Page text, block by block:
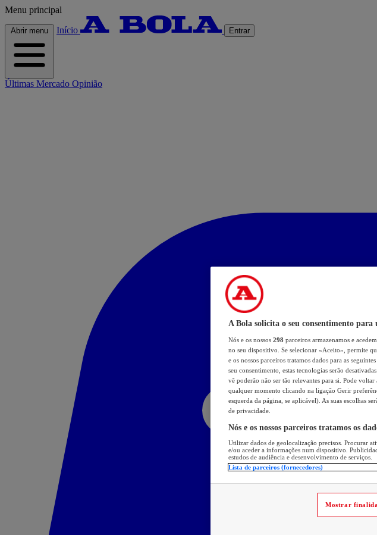
Menu principal
Abrir menu Início Entrar
Últimas Mercado Opinião
A Bola solicita o seu consentimento para
Nós e os nossos 298 parceiros armazenamos e
no seu dispositivo. Se selecionar «Aceito», permite
e os nossos parceiros tratamos dados para as
seu consentimento, estas tecnologias serão
vê poderão não ser tão relevantes para si. Pode
qualquer momento clicando na ligação Gerir
esquerda da página, se aplicável). As suas escolhas
de privacidade.
Nós e os nossos parceiros tratamos os
Utilizar dados de geolocalização precisos. Procurar
e/ou aceder a informações num dispositivo.
estudos de audiência e desenvolvimento de serviços.
Lista de parceiros (fornecedores)
Mostrar